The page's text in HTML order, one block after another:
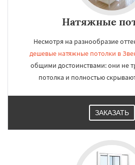
Натяжные
Несмотря на разнообразие
дешевые натяжные потолки в
общими достоинствами: они не
потолка и полностью
ЗАКАЗАТЬ